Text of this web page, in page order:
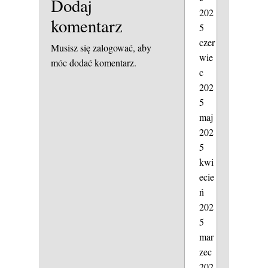
Dodaj
komentarz
Musisz sięzalogować, aby
móc dodać komentarz.
202
5
czer
wie
c
202
5
maj
202
5
kwi
ecie
ń
202
5
mar
zec